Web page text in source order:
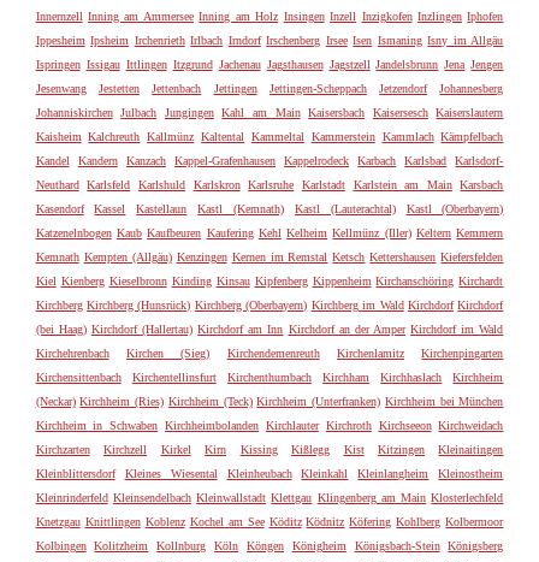
Innernzell Inning am Ammersee Inning am Holz Insingen Inzell Inzigkofen Inzlingen Iphofen
Ippesheim Ipsheim Irchenrieth Irlbach Irndorf Irschenberg Irsee Isen Ismaning Isny im Allgäu
Ispringen Issigau Ittlingen Itzgrund Jachenau Jagsthausen Jagstzell Jandelsbrunn Jena Jengen
Jesenwang
Jestetten Jettenbach Jettingen Jettingen-Scheppach Jetzendorf
Johannesberg
Johanniskirchen
Julbach Jungingen Kahl am Main Kaisersbach Kaisersesch
Kaiserslautern
Kaisheim Kalchreuth Kallmünz Kaltental Kammeltal Kammerstein Kammlach Kämpfelbach
Kandel
Kandern Kanzach Kappel-Grafenhausen Kappelrodeck Karbach Karlsbad
Karlsdorf-
Neuthard
Karlsfeld Karlshuld Karlskron Karlsruhe Karlstadt Karlstein am Main
Karsbach
Kasendorf
Kassel Kastellaun Kastl (Kemnath) Kastl (Lauterachtal)
Kastl (Oberbayern)
Katzenelnbogen Kaub Kaufbeuren Kaufering Kehl Kelheim Kellmünz (Iller) Keltern Kemmern
Kemnath Kempten (Allgäu) Kenzingen Kernen im Remstal Ketsch Kettershausen Kiefersfelden
Kiel Kienberg Kieselbronn Kinding Kinsau Kipfenberg Kippenheim Kirchanschöring Kirchardt
Kirchberg Kirchberg (Hunsrück) Kirchberg (Oberbayern) Kirchberg im Wald Kirchdorf Kirchdorf
(bei Haag) Kirchdorf (Hallertau) Kirchdorf am Inn Kirchdorf an der Amper Kirchdorf im Wald
Kirchehrenbach
Kirchen (Sieg) Kirchendemenreuth Kirchenlamitz
Kirchenpingarten
Kirchensittenbach
Kirchentellinsfurt Kirchenthumbach Kirchham Kirchhaslach
Kirchheim
(Neckar) Kirchheim (Ries) Kirchheim (Teck) Kirchheim (Unterfranken) Kirchheim bei München
Kirchheim in Schwaben Kirchheimbolanden Kirchlauter Kirchroth Kirchseeon Kirchweidach
Kirchzarten
Kirchzell Kirkel Kirn Kissing Kißlegg Kist Kitzingen
Kleinaitingen
Kleinblittersdorf
Kleines Wiesental Kleinheubach Kleinkahl Kleinlangheim
Kleinostheim
Kleinrinderfeld Kleinsendelbach Kleinwallstadt Klettgau Klingenberg am Main Klosterlechfeld
Knetzgau Knittlingen Koblenz Kochel am See Köditz Ködnitz Köfering Kohlberg Kolbermoor
Kolbingen
Kolitzheim Kollnburg Köln Köngen Königheim Königsbach-Stein
Königsberg